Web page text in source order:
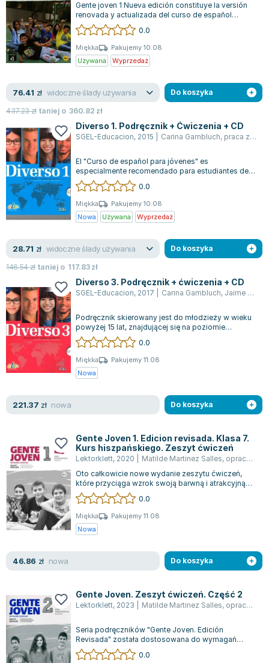
Marcin Meller
Paulina Młynarska
ks. Piotr Pawlukiewicz
Jarosław Sokołowski
Piotr Semka
Jarosław Iwaszkiewicz
Joseph Murphy
Jan Sztaudynger
Aleksander Puszkin
Oscar Wilde
Małgorzata Ohme
Maddie Ziegler
Maria Seweryn
Janina Zającówna
Eric Helms
Anna Prus (oprac.)
Nela Mała Reporterka
Agnieszka Maciąg
Barbara Wrzesińska
Terry Pratchett
Ajahn Brahm
Jacek Walkiewicz
Gente joven 1 Nueva edición constituye la versión
renovada y actualizada del curso de español
diseñado para adolescentes, Gente jo...
0.0
Miękka
Pakujemy 10.08
Używana
Wyprzedaż
76.41 zł widoczne ślady używania
437.23zł taniej o360.82 zł
Do koszyka
Diverso 1. Podręcznik + Ćwiczenia + CD
SGEL-Educacion, 2015 Carina Gambluch, praca zbiorowa
El "Curso de español para jóvenes" es
especialmente recomendado para estudiantes de
Bachillerato, enfocándose en un enfoque colabo...
0.0
Miękka
Pakujemy 10.08
Nowa
Używana Wyprzedaż
28.71 zł widoczne ślady używania
146.54zł taniej o 117.83zł
Do koszyka
Diverso 3. Podręcznik + ćwiczenia + CD
SGEL-Educacion, 2017 Carina Gambluch, Jaime Corpas
Podręcznik skierowany jest do młodzieży w wieku
powyżej 15 lat, znajdującej się na poziomie
językowym B1, a także dla uczniów szkó...
0.0
Miękka
Pakujemy 11.08
Nowa
221.37 zł nowa Do koszyka
Gente Joven 1. Edicion revisada. Klasa 7.
Kurs hiszpańskiego. Zeszyt ćwiczeń
Lektorklett, 2020 Matilde Martinez Salles, opracowanie zbiorowe
Oto całkowicie nowe wydanie zeszytu ćwiczeń,
które przyciąga wzrok swoją barwną i atrakcyjną
szatą graficzną. Każde zadanie został...
0.0
Miękka
Pakujemy 11.08
Nowa
46.86 zł nowa Do koszyka
Gente Joven. Zeszyt ćwiczeń. Część 2
Lektorklett, 2023 Matilde Martinez Salles, opracowanie zbiorowe
Seria podręczników "Gente Joven. Edición
Revisada" została dostosowana do wymagań
uczniów klas VII i VIII, którzy zaczynają naukę...
0.0